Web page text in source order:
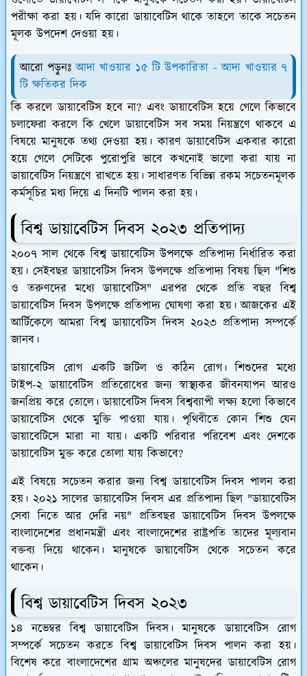
পরীক্ষা করা হয়। যদি কারো ডায়াবেটিস থাকে তাহলে তাকে সচেতন
মূলক উপদেশ দেওয়া হয়।
আরো পড়ুনঃআদা খাওয়ার ১৫ টি উপকারিতা - আদা খাওয়ার ৭
টি ক্ষতিকর দিক
কি করলে ডায়াবেটিস হবে না? এবং ডায়াবেটিস হয়ে গেলে কিভাবে
চলাফেরা করলে কি খেলে ডায়াবেটিস সব সময় নিয়ন্ত্রণে থাকবে এ
বিষয়ে মানুষকে তথ্য দেওয়া হয়। কারণ ডায়াবেটিস একবার কারো
হয়ে গেলে সেটিকে পুরোপুরি ভাবে কখনোই ভালো করা যায় না
ডায়াবেটিস নিয়ন্ত্রণে রাখতে হয়। সাধারণত বিভিন্ন রকম সচেতনমূলক
কর্মসূচির মধ্য দিয়ে এ দিনটি পালন করা হয়।
বিশ্ব ডায়াবেটিস দিবস ২০২৩ প্রতিপাদ্য
২০০৭ সাল থেকে বিশ্ব ডায়াবেটিস উপলক্ষে প্রতিপাদ্য নির্ধারিত করা
হয়। সেইবছর ডায়াবেটিস দিবস উপলক্ষে প্রতিপাদ্য বিষয় ছিল "শিশু
ও তরুণদের মধ্যে ডায়াবেটিস" এরপর থেকে প্রতি বছর বিশ্ব
ডায়াবেটিস দিবস উপলক্ষে প্রতিপাদ্য ঘোষণা করা হয়। আজকের এই
আর্টিকেলে আমরা বিশ্ব ডায়াবেটিস দিবস ২০২৩ প্রতিপাদ্য সম্পর্কে
জানব।
ডায়াবেটিস রোগ একটি জটিল ও কঠিন রোগ। শিশুদের মধ্যে
টাইপ-২ ডায়াবেটিস প্রতিরোধের জন্য স্বাস্থ্যকর জীবনযাপন আরও
জনপ্রিয় করে তোলে। ডায়াবেটিস দিবস বিশ্বব্যাপী লক্ষ্য হলো কিভাবে
ডায়াবেটিস থেকে মুক্তি পাওয়া যায়। পৃথিবীতে কোন শিশু যেন
ডায়াবেটিসে মারা না যায়। একটি পরিবার পরিবেশ এবং দেশকে
ডায়াবেটিস মুক্ত করে তোলা যায় কিভাবে?
এই বিষয়ে সচেতন করার জন্য বিশ্ব ডায়াবেটিস দিবস পালন করা
হয়। ২০২১ সালের ডায়াবেটিস দিবস এর প্রতিপাদ্য ছিল "ডায়াবেটিস
সেবা নিতে আর দেরি নয়" প্রতিবছর ডায়াবেটিস দিবস উপলক্ষে
বাংলাদেশের প্রধানমন্ত্রী এবং বাংলাদেশের রাষ্ট্রপতি তাদের মূল্যবান
বক্তব্য দিয়ে থাকেন। মানুষকে ডায়াবেটিস থেকে সচেতন করে
থাকেন।
বিশ্ব ডায়াবেটিস দিবস ২০২৩
১৪ নভেম্বর বিশ্ব ডায়াবেটিস দিবস। মানুষকে ডায়াবেটিস রোগ
সম্পর্কে সচেতন করতে বিশ্ব ডায়াবেটিস দিবস পালন করা হয়।
বিশেষ করে বাংলাদেশের গ্রাম অঞ্চলের মানুষদের ডায়াবেটিস রোগ